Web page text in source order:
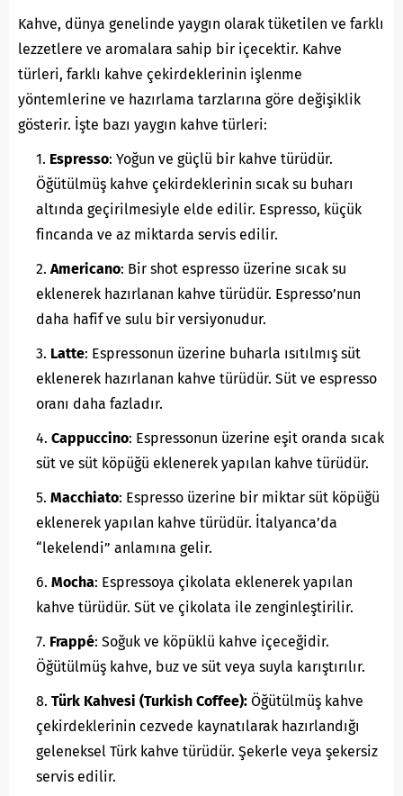
Kahve, dünya genelinde yaygın olarak tüketilen ve farklı
lezzetlere ve aromalara sahip bir içecektir. Kahve
türleri, farklı kahve çekirdeklerinin işlenme
yöntemlerine ve hazırlama tarzlarına göre değişiklik
gösterir. İşte bazı yaygın kahve türleri:
Espresso: Yoğun ve güçlü bir kahve türüdür.
Öğütülmüş kahve çekirdeklerinin sıcak su buharı
altında geçirilmesiyle elde edilir. Espresso, küçük
fincanda ve az miktarda servis edilir.
Americano: Bir shot espresso üzerine sıcak su
eklenerek hazırlanan kahve türüdür. Espresso’nun
daha hafif ve sulu bir versiyonudur.
Latte: Espressonun üzerine buharla ısıtılmış süt
eklenerek hazırlanan kahve türüdür. Süt ve espresso
oranı daha fazladır.
Cappuccino: Espressonun üzerine eşit oranda sıcak
süt ve süt köpüğü eklenerek yapılan kahve türüdür.
Macchiato: Espresso üzerine bir miktar süt köpüğü
eklenerek yapılan kahve türüdür. İtalyanca’da
“lekelendi” anlamına gelir.
Mocha: Espressoya çikolata eklenerek yapılan
kahve türüdür. Süt ve çikolata ile zenginleştirilir.
Frappé: Soğuk ve köpüklü kahve içeceğidir.
Öğütülmüş kahve, buz ve süt veya suyla karıştırılır.
Türk Kahvesi (Turkish Coffee): Öğütülmüş kahve
çekirdeklerinin cezvede kaynatılarak hazırlandığı
geleneksel Türk kahve türüdür. Şekerle veya şekersiz
servis edilir.